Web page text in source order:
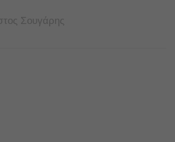
Σουγάρης